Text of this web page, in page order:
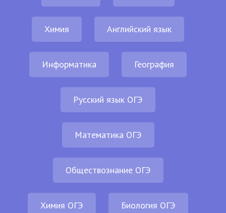
Химия Английский язык
Информатика География
Русский язык ОГЭ
Математика ОГЭ
Обществознание ОГЭ
Химия ОГЭ Биология ОГЭ